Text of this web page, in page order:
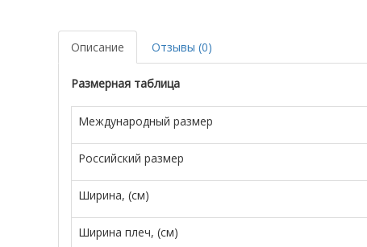
Описание Отзывы (0)
Размерная таблица
Международный размер
Российский размер
Ширина, (см)
Ширина плеч, (см)